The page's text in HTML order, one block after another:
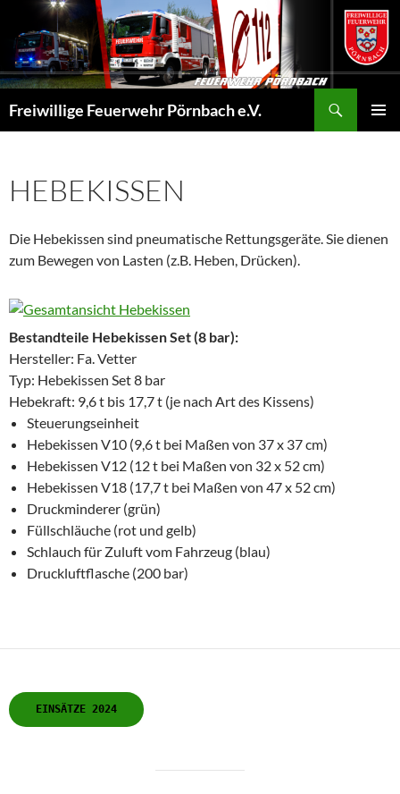
Inhalt
springen
Freiwillige Feuerwehr Pörnbach e.V.
HEBEKISSEN
Die Hebekissen sind pneumatische Rettungsgeräte. Sie dienen
zum Bewegen von Lasten (z.B. Heben, Drücken).
Bestandteile Hebekissen Set (8 bar):
Hersteller: Fa. Vetter
Typ: Hebekissen Set 8 bar
Hebekraft: 9,6 t bis 17,7 t (je nach Art des Kissens)
Steuerungseinheit
Hebekissen V10 (9,6 t bei Maßen von 37 x 37 cm)
Hebekissen V12 (12 t bei Maßen von 32 x 52 cm)
Hebekissen V18 (17,7 t bei Maßen von 47 x 52 cm)
Druckminderer (grün)
Füllschläuche (rot und gelb)
Schlauch für Zuluft vom Fahrzeug (blau)
Druckluftflasche (200 bar)
EINSÄTZE 2024